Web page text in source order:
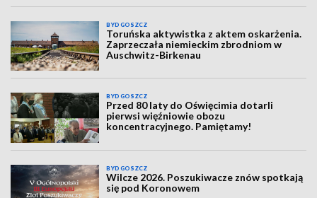
BYDGOSZCZ
Toruńska aktywistka z aktem oskarżenia.
Zaprzeczała niemieckim zbrodniom w
Auschwitz-Birkenau
BYDGOSZCZ
Przed 80 laty do Oświęcimia dotarli
pierwsi więźniowie obozu
koncentracyjnego. Pamiętamy!
BYDGOSZCZ
Wilcze 2026. Poszukiwacze znów spotkają
się pod Koronowem